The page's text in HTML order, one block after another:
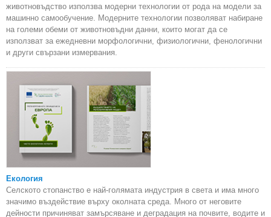
животновъдство използва модерни технологии от рода на модели за
машинно самообучение. Модерните технологии позволяват набиране
на големи обеми от животновъдни данни, които могат да се
използват за ежедневни морфологични, физиологични, фенологични
и други свързани измервания.
Екология
Селското стопанство е най-голямата индустрия в света и има много
значимо въздействие върху околната среда. Много от неговите
дейности причиняват замърсяване и деградация на почвите, водите и